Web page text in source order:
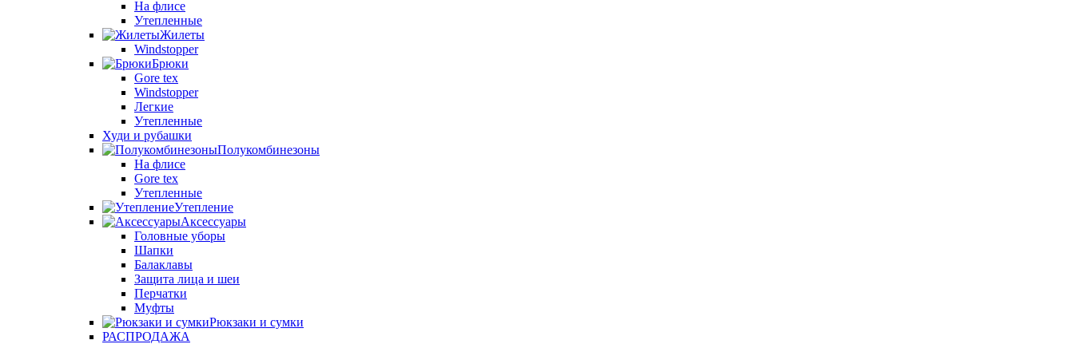
На флисе
Утепленные
Жилеты
Windstopper
Брюки
Gore tex
Windstopper
Легкие
Утепленные
Худи и рубашки
Полукомбинезоны
На флисе
Gore tex
Утепленные
Утепление
Аксессуары
Головные уборы
Шапки
Балаклавы
Защита лица и шеи
Перчатки
Муфты
Рюкзаки и сумки
РАСПРОДАЖА